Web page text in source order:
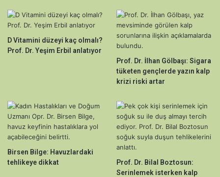
D Vitamini düzeyi kaç olmalı?
Prof. Dr. Yeşim Erbil anlatıyor
Prof. Dr. İlhan Gölbaşı: Sigara
tüketen gençlerde yazın kalp
krizi riski artar
Birsen Bilge: Havuzlardaki
tehlikeye dikkat
Prof. Dr. Bilal Boztosun:
Serinlemek isterken kalp